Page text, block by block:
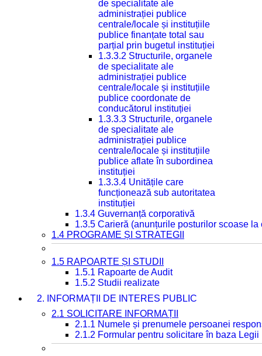
de specialitate ale
administrației publice
centrale/locale și instituțiile
publice finanțate total sau
parțial prin bugetul instituției
1.3.3.2 Structurile, organele
de specialitate ale
administrației publice
centrale/locale și instituțiile
publice coordonate de
conducătorul instituției
1.3.3.3 Structurile, organele
de specialitate ale
administrației publice
centrale/locale și instituțiile
publice aflate în subordinea
instituției
1.3.3.4 Unitățile care
funcționează sub autoritatea
instituției
1.3.4 Guvernanță corporativă
1.3.5 Carieră (anunțurile posturilor scoase la
1.4 PROGRAME ȘI STRATEGII
1.5 RAPOARTE ȘI STUDII
1.5.1 Rapoarte de Audit
1.5.2 Studii realizate
2. INFORMAȚII DE INTERES PUBLIC
2.1 SOLICITARE INFORMAȚII
2.1.1 Numele și prenumele persoanei
2.1.2 Formular pentru solicitare în baza Legii